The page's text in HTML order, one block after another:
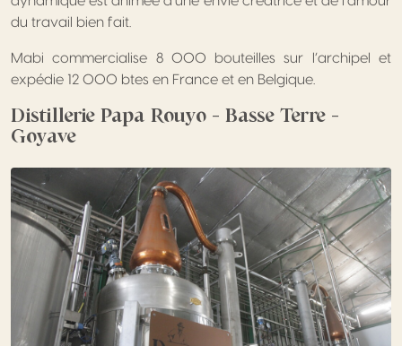
du travail bien fait.
Mabi commercialise 8 000 bouteilles sur l’archipel et
expédie 12 000 btes en France et en Belgique.
Distillerie Papa Rouyo – Basse Terre –
Goyave